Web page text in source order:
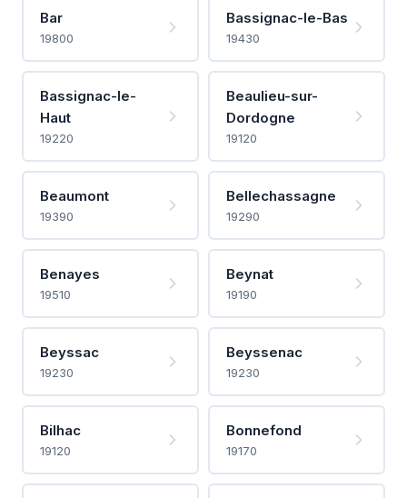
Bar
19800
Bassignac-le-Bas
19430
Bassignac-le-
Haut
19220
Beaulieu-sur-
Dordogne
19120
Beaumont
19390
Bellechassagne
19290
Benayes
19510
Beynat
19190
Beyssac
19230
Beyssenac
19230
Bilhac
19120
Bonnefond
19170